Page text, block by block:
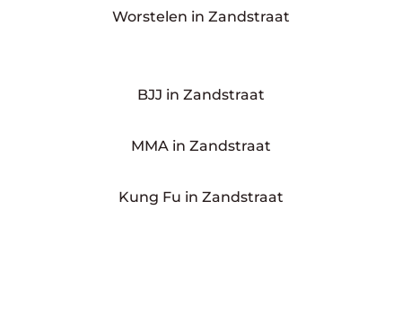
Worstelen in Zandstraat
BJJ in Zandstraat
MMA in Zandstraat
Kung Fu in Zandstraat